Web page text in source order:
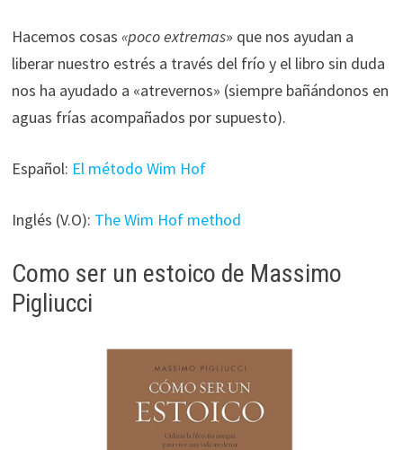
Hacemos cosas «poco extremas» que nos ayudan a
liberar nuestro estrés a través del frío y el libro sin duda
nos ha ayudado a «atrevernos» (siempre bañándonos en
aguas frías acompañados por supuesto).
Español: El método Wim Hof
Inglés (V.O): The Wim Hof method
Como ser un estoico de Massimo
Pigliucci